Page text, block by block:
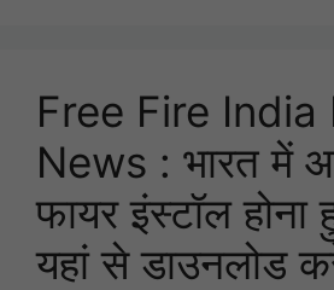
Free Fire India
News : भारत में
फायर इंस्टॉल
यहां से डाउनलोड